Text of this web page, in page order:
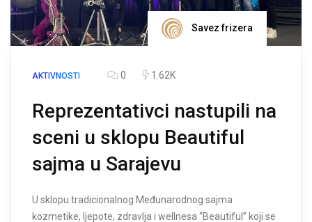
Savez frizera
AKTIVNOSTI 0 1.62K
Reprezentativci nastupili na
sceni u sklopu Beautiful
sajma u Sarajevu
U sklopu tradicionalnog Međunarodnog sajma
kozmetike, ljepote, zdravlja i wellnesa “Beautiful” koji se